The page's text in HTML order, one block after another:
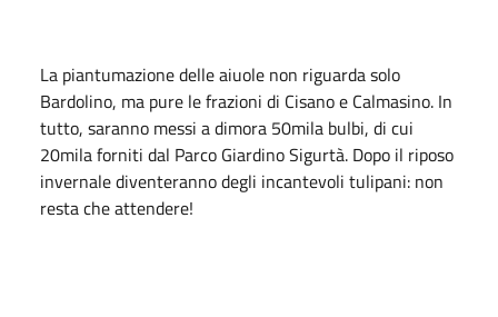
La piantumazione delle aiuole non riguarda solo
Bardolino, ma pure le frazioni di Cisano e Calmasino. In
tutto, saranno messi a dimora 50mila bulbi, di cui
20mila forniti dal Parco Giardino Sigurtà. Dopo il riposo
invernale diventeranno degli incantevoli tulipani: non
resta che attendere!